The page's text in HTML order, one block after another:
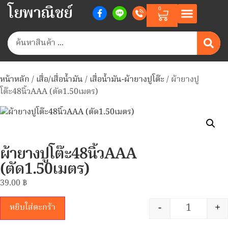
โยพาณิชย์ 0
หน้าหลัก/เสื่อ/เสื่อน้ำมัน/เสื่อน้ำมัน-ผ้ายางปูโต๊ะ/ ผ้ายางปู
โต๊ะ48นิ้วAAA (ตัด1.50เมตร)
ผ้ายางปูโต๊ะ48นิ้วAAA
(ตัด1.50เมตร)
39.00฿
- +
หยิบใส่ตะกร้า